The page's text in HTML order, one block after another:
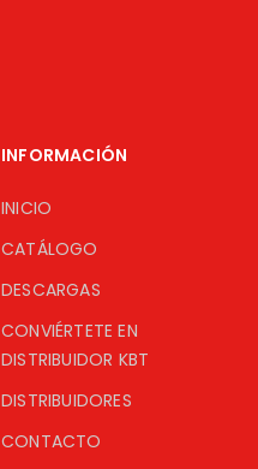
INFORMACIÓN
INICIO
CATÁLOGO
DESCARGAS
CONVIÉRTETE EN
DISTRIBUIDOR KBT
DISTRIBUIDORES
CONTACTO